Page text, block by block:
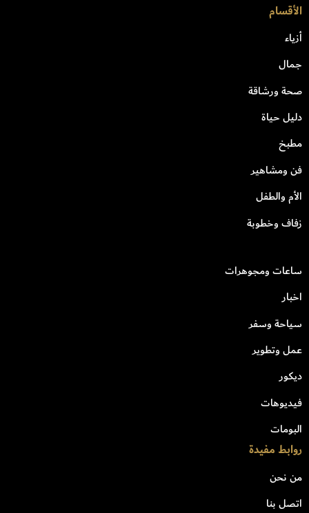
الأقسام
أزياء
جمال
صحة ورشاقة
دليل حياة
مطبخ
فن ومشاهير
الأم والطفل
زفاف وخطوبة
ساعات ومجوهرات
اخبار
سياحة وسفر
عمل وتطوير
ديكور
فيديوهات
البومات
روابط مفيدة
من نحن
اتصل بنا